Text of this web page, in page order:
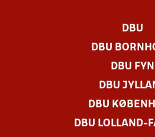
DBU
DBU
DBU FYN
DBU
DBU
DBU LOLLAND-